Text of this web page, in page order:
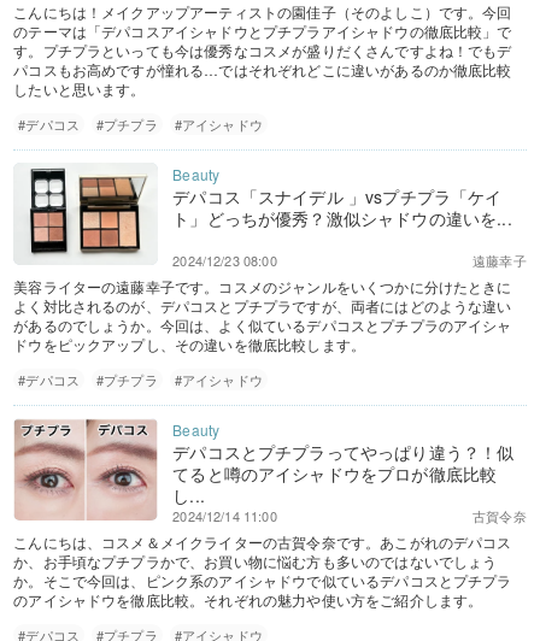
こんにちは！メイクアップアーティストの園佳子（そのよしこ）です。今回
のテーマは「デパコスアイシャドウとプチプラアイシャドウの徹底比較」で
す。プチプラといっても今は優秀なコスメが盛りだくさんですよね！でもデ
パコスもお高めですが憧れる…ではそれぞれどこに違いがあるのか徹底比較
したいと思います。
#デパコス #プチプラ #アイシャドウ
デパコス「スナイデル 」vsプチプラ「ケイ
ト」どっちが優秀？激似シャドウの違いを...
遠藤幸子
2024/12/23 08:00
美容ライターの遠藤幸子です。コスメのジャンルをいくつかに分けたときに
よく対比されるのが、デパコスとプチプラですが、両者にはどのような違い
があるのでしょうか。今回は、よく似ているデパコスとプチプラのアイシャ
ドウをピックアップし、その違いを徹底比較します。
#デパコス #プチプラ #アイシャドウ
デパコスとプチプラってやっぱり違う？！似
てると噂のアイシャドウをプロが徹底比較
し...
古賀令奈
2024/12/14 11:00
こんにちは、コスメ＆メイクライターの古賀令奈です。あこがれのデパコス
か、お手頃なプチプラかで、お買い物に悩む方も多いのではないでしょう
か。そこで今回は、ピンク系のアイシャドウで似ているデパコスとプチプラ
のアイシャドウを徹底比較。それぞれの魅力や使い方をご紹介します。
#デパコス #プチプラ #アイシャドウ